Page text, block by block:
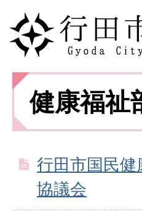
健康福祉
行田市国民健
協議会